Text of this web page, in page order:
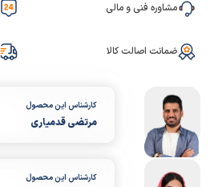
مشاوره فنی و مالی
ضمانت اصالت کالا
کارشناس این محصول
مرتضی قدمیاری
کارشناس این محصول